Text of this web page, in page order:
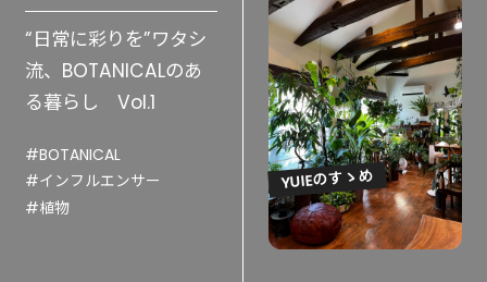
“日常に彩りを”ワタシ
流、BOTANICALのあ
る暮らし Vol.1
#BOTANICAL
#インフルエンサー
#植物
YUIEのすゝめ